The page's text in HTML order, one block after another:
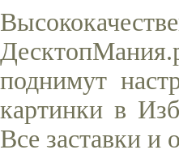
поднимут
картинки в
Все заставки и